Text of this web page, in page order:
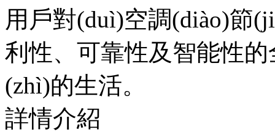
用戶對(duì)空調(diào)節(jié)能
利性、可靠性及智能
(zhì)的生活。
詳情介紹